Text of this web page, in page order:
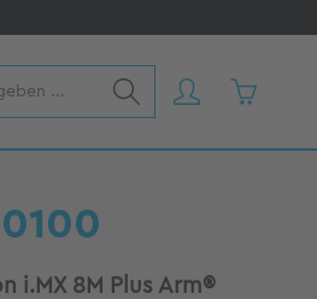
i.MX 8M Plus Arm®